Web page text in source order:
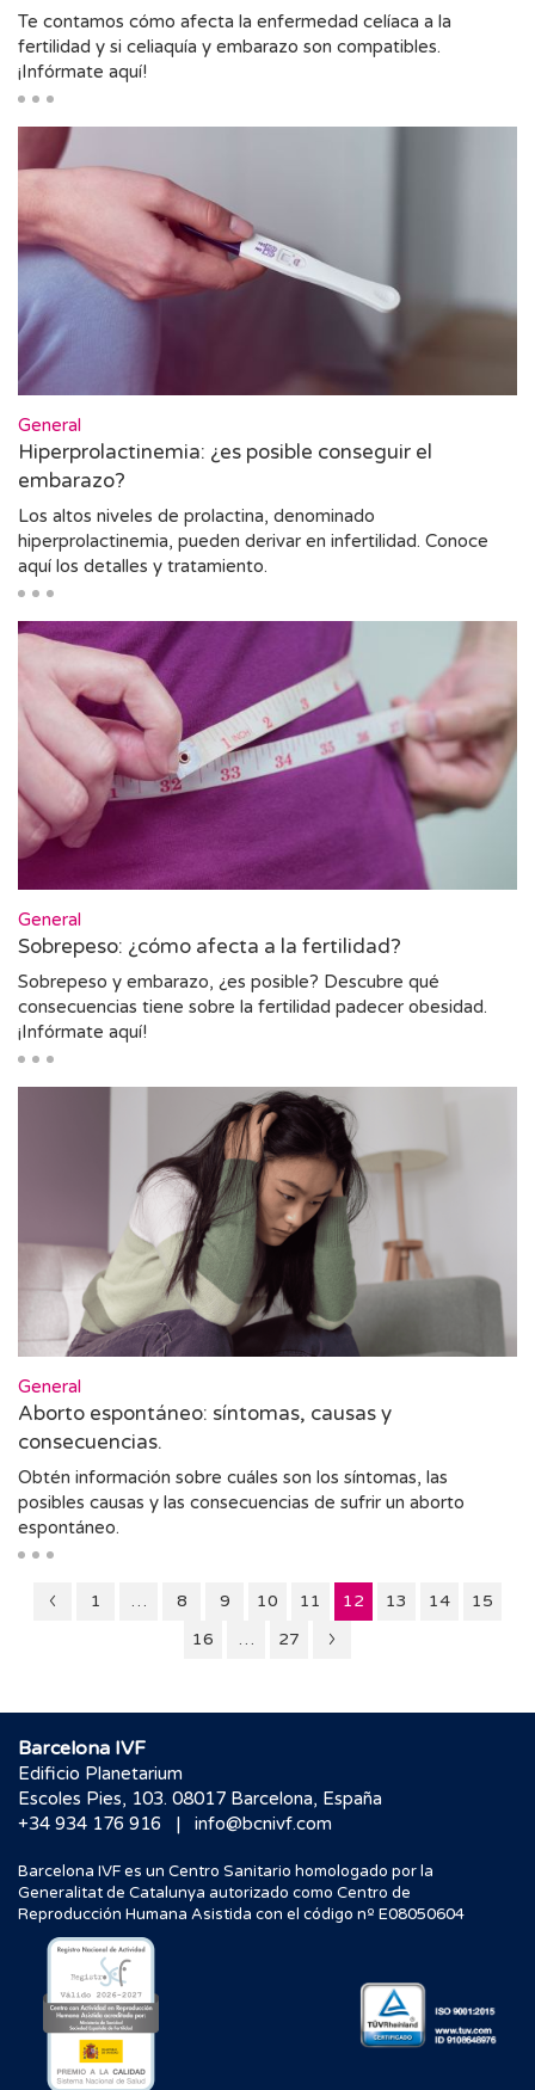
Te contamos cómo afecta la enfermedad celíaca a la
fertilidad y si celiaquía y embarazo son compatibles.
¡Infórmate aquí!
General
Hiperprolactinemia: ¿es posible conseguir el
embarazo?
Los altos niveles de prolactina, denominado
hiperprolactinemia, pueden derivar en infertilidad. Conoce
aquí los detalles y tratamiento.
General
Sobrepeso: ¿cómo afecta a la fertilidad?
Sobrepeso y embarazo, ¿es posible? Descubre qué
consecuencias tiene sobre la fertilidad padecer obesidad.
¡Infórmate aquí!
General
Aborto espontáneo: síntomas, causas y
consecuencias.
Obtén información sobre cuáles son los síntomas, las
posibles causas y las consecuencias de sufrir un aborto
espontáneo.
PáginaPágina
1 … Página
8 Página
9 Página
10 Página
11 12 Página
13 Página
14 Página
15
Página
16 … Página
27
Barcelona IVF
Edificio Planetarium
Escoles Pies, 103. 08017 Barcelona, España
+34 934 176 916
| info@bcnivf.com
Barcelona IVF es un Centro Sanitario homologado por la
Generalitat de Catalunya autorizado como Centro de
Reproducción Humana Asistida con el código nº E08050604